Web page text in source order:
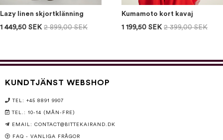
Lazy linen skjortklänning
1 449,50 SEK 2 899,00 SEK
Kumamoto kort kavaj
1 199,50 SEK 2 399,00 SEK
KUNDTJÄNST WEBSHOP
TEL: +45 8891 9907
TEL.: 10-14 (MÅN-FRE)
EMAIL: CONTACT@BITTEKAIRAND.DK
FAQ - VANLIGA FRÅGOR